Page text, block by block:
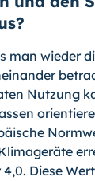
man wieder
Nutzung
Diese